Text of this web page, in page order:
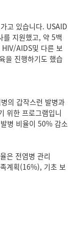
고 있습니다. USAID
지원했고, 약 5백
AIDS및 다른 보
을 진행하기도 했습
의 갑작스런 발병과
위한 프로그램입니
병 비율이 50% 감소
은 전염병 관리
계획(16%), 기초 보